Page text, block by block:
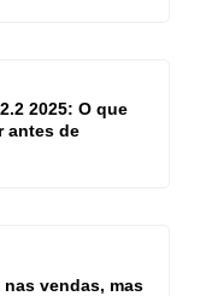
2025: O que
antes de
vendas, mas